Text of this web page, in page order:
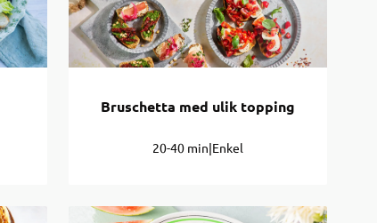
Bruschetta med ulik topping
20-40 min|Enkel